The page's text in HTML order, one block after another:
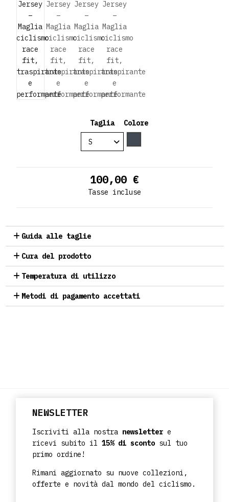
Taglia
Colore
100,00 €
Tasse incluse
Guida alle taglie
Cura del prodotto
Temperatura di utilizzo
Metodi di pagamento accettati
NEWSLETTER
Iscriviti alla nostra newslettere
ricevi subito il 15% di scontosul tuo
primo ordine!
Rimani aggiornato su nuove collezioni,
offerte e novità dal mondo del ciclismo.